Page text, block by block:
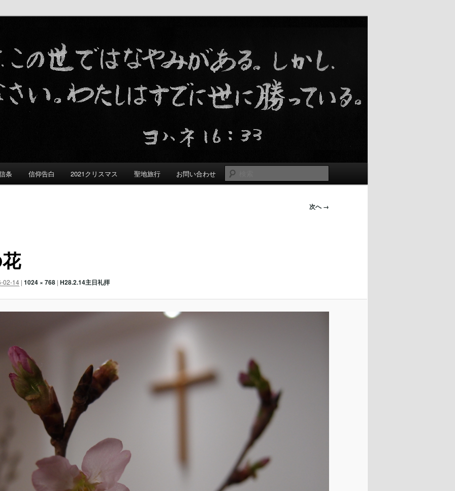
索
条 信仰告白 2021クリスマス 聖地旅行 お問い合わせ
次へ →
02-14| 1024 × 768| H28.2.14主日礼拝